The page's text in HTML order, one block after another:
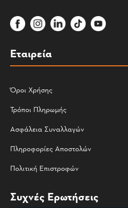
Εταιρεία
Όροι Χρήσης
Τρόποι Πληρωμής
Ασφάλεια Συναλλαγών
Πληροφορίες Αποστολών
Πολιτική Επιστροφών
Συχνές Ερωτήσεις